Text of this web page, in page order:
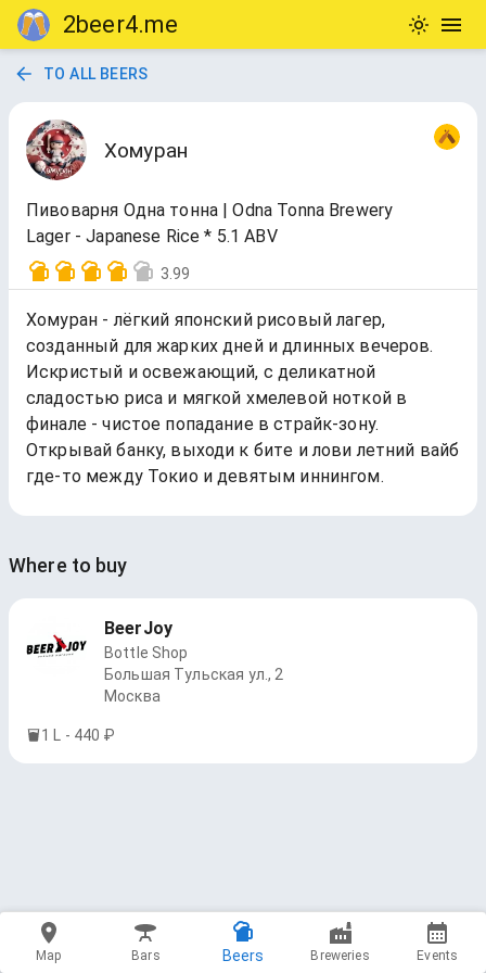
2beer4.me
TO ALL BEERS
Хомуран
Пивоварня Одна тонна | Odna Tonna Brewery
Lager - Japanese Rice * 5.1 ABV
3.99
Хомуран - лёгкий японский рисовый лагер,
созданный для жарких дней и длинных вечеров.
Искристый и освежающий, с деликатной
сладостью риса и мягкой хмелевой ноткой в
финале - чистое попадание в страйк-зону.
Открывай банку, выходи к битe и лови летний вайб
где-то между Токио и девятым иннингом.
Where to buy
BeerJoy
Bottle Shop
Большая Тульская ул., 2
Москва
1 L - 440 ₽
Map Bars Beers Breweries Events